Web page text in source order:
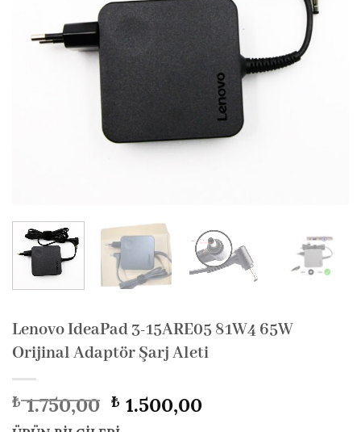
Lenovo IdeaPad 3-15ARE05 81W4 65W
Orijinal Adaptör Şarj Aleti
₺1.750,00 Orijinal
₺1.500,00Şu